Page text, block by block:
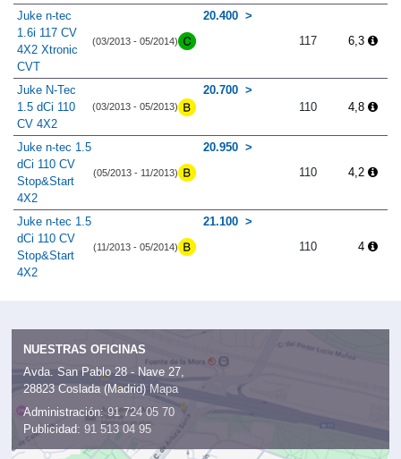
Juke n-tec
1.6i 117 CV
4X2 Xtronic
CVT
(03/2013 - 05/2014)
20.400
117
6,3
Juke N-Tec
1.5 dCi 110
CV 4X2
(03/2013 - 05/2013)
20.700
110
4,8
Juke n-tec 1.5
dCi 110 CV
Stop&Start
4X2
(05/2013 - 11/2013)
20.950
110
4,2
Juke n-tec 1.5
dCi 110 CV
Stop&Start
4X2
(11/2013 - 05/2014)
21.100
110
4
NUESTRAS OFICINAS
Avda. San Pablo 28 - Nave 27,
28823 Coslada (Madrid) Mapa
Administración: 91 724 05 70
Publicidad: 91 513 04 95